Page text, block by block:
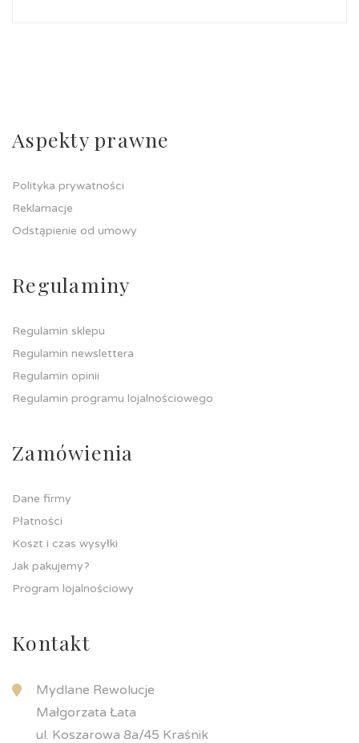
Aspekty prawne
Polityka prywatności
Reklamacje
Odstąpienie od umowy
Regulaminy
Regulamin sklepu
Regulamin newslettera
Regulamin opinii
Regulamin programu lojalnościowego
Zamówienia
Dane firmy
Płatności
Koszt i czas wysyłki
Jak pakujemy?
Program lojalnościowy
Kontakt
Mydlane Rewolucje
Małgorzata Łata
ul. Koszarowa 8a/45 Kraśnik